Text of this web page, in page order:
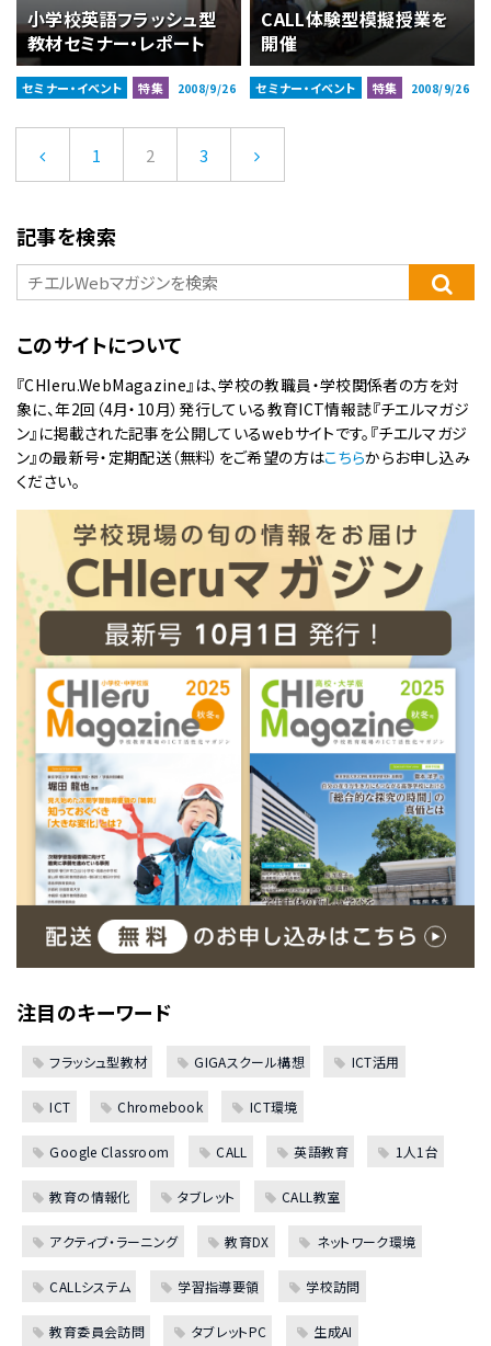
小学校英語フラッシュ型
教材セミナー・レポート
セミナー・イベント 特集 2008/9/26
CALL体験型模擬授業を
開催
セミナー・イベント 特集 2008/9/26
1 2 3
記事を検索
このサイトについて
『CHIeru.WebMagazine』は、学校の教職員・学校関係者の方を対
象に、年2回（4月・10月）発行している教育ICT情報誌『チエルマガジ
ン』に掲載された記事を公開しているwebサイトです。『チエルマガジ
ン』の最新号・定期配送（無料）をご希望の方はこちらからお申し込み
ください。
注目のキーワード
フラッシュ型教材 GIGAスクール構想 ICT活用
ICT Chromebook ICT環境
Google Classroom CALL 英語教育 1人1台
教育の情報化 タブレット CALL教室
アクティブ・ラーニング 教育DX ネットワーク環境
CALLシステム 学習指導要領 学校訪問
教育委員会訪問 タブレットPC 生成AI